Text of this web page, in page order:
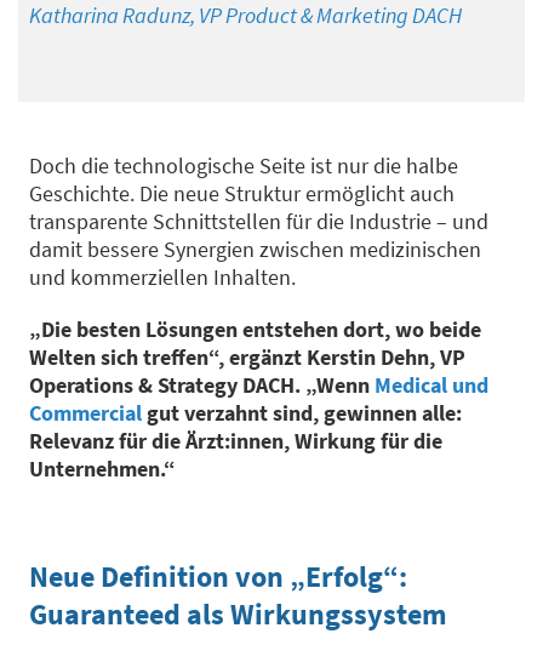
Katharina Radunz, VP Product & Marketing DACH
Doch die technologische Seite ist nur die halbe
Geschichte. Die neue Struktur ermöglicht auch
transparente Schnittstellen für die Industrie – und
damit bessere Synergien zwischen medizinischen
und kommerziellen Inhalten.
„Die besten Lösungen entstehen dort, wo beide
Welten sich treffen“, ergänzt Kerstin Dehn, VP
Operations & Strategy DACH. „Wenn Medical und
Commercial gut verzahnt sind, gewinnen alle:
Relevanz für die Ärzt:innen, Wirkung für die
Unternehmen.“
Neue Definition von „Erfolg“:
Guaranteed als Wirkungssystem